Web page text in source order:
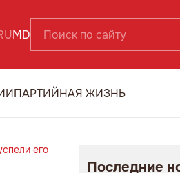
MD
ПАРТИЙНАЯ ЖИЗНЬ
его
Последние